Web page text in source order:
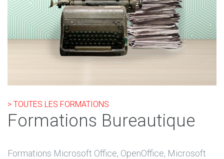
> TOUTES LES FORMATIONS
Formations Bureautique
Formations Microsoft Office, OpenOffice, Microsoft